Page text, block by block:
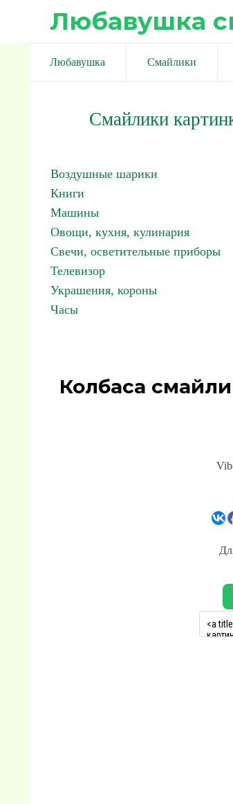
Любавушка
Любавушка Смайлики
Смайлики
Воздушные шарики
Книги
Машины
Овощи, кухня, кулинария
Свечи, осветительные приборы
Телевизор
Украшения, короны
Часы
Колбаса